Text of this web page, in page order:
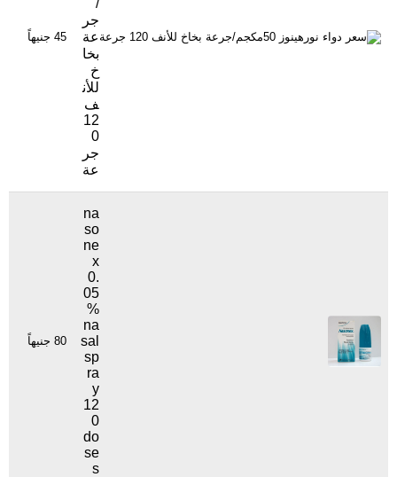
/
جر
عة
بخا
خ
للأن
ف
12
0
جر
عة
45 جنيهاً
na
so
ne
x
0.
05
%
na
sal
sp
ra
y
12
0
do
se
s
80 جنيهاً